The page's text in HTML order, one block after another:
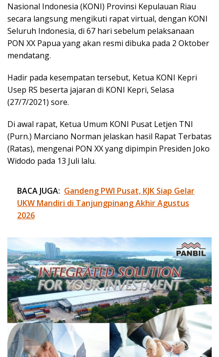
Nasional Indonesia (KONI) Provinsi Kepulauan Riau
secara langsung mengikuti rapat virtual, dengan KONI
Seluruh Indonesia, di 67 hari sebelum pelaksanaan
PON XX Papua yang akan resmi dibuka pada 2 Oktober
mendatang.
Hadir pada kesempatan tersebut, Ketua KONI Kepri
Usep RS beserta jajaran di KONI Kepri, Selasa
(27/7/2021) sore.
Di awal rapat, Ketua Umum KONI Pusat Letjen TNI
(Purn.) Marciano Norman jelaskan hasil Rapat Terbatas
(Ratas), mengenai PON XX yang dipimpin Presiden Joko
Widodo pada 13 Juli lalu.
BACA JUGA: Gandeng PWI Pusat, KJK Siap Gelar
UKW Mandiri di Tanjungpinang Akhir Agustus
2026